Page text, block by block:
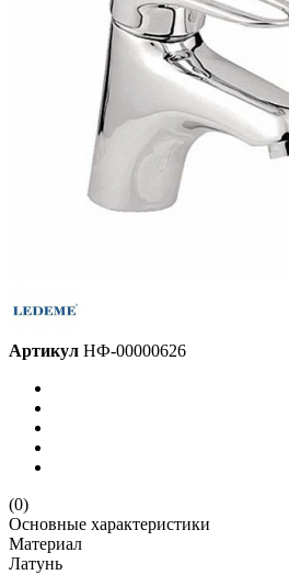
Артикул НФ-00000626
(0)
Основные характеристики
Материал
Латунь